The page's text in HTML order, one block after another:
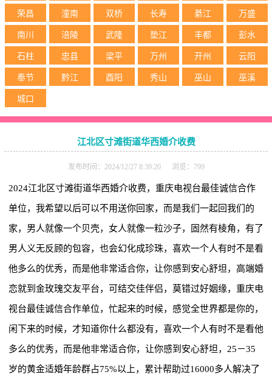
荣昌 潼南 双桥 长寿 綦江 万盛
南川 涪陵 武隆 垫江 丰都 彭水
石柱 忠县 梁平 万州 开州 云阳
奉节 黔江 酉阳 秀山 巫山 巫溪
城口
江北区寸滩街道华西婚介收费
发布时间：2024/12/27 8:39:20 浏览：799
2024江北区寸滩街道华西婚介收费，重庆电视台最佳诚信合作
单位，我希望以后可以不用送你回家，而是我们一起回我们的
家，男人就像一个贝壳，女人就像一粒沙子，固然有棱角，有了
男人义无反顾的包容，也会幻化成珍珠，喜欢一个人有时不是看
他多么的优秀，而是他非常适合你，让你感到安心舒坦，高端婚
恋就到金玫瑰交友平台，可结交佳伴侣，莫错过好姻缘，重庆电
视台最佳诚信合作单位，忙起来的时候，感觉全世界都是你的，
闲下来的时候，才知道你什么都没有，喜欢一个人有时不是看他
多么的优秀，而是他非常适合你，让你感到安心舒坦，25－35
岁的黄金适婚年龄群占75%以上，累计帮助过16000多人解决了